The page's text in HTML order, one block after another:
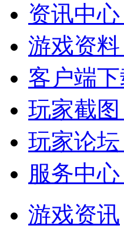
资讯中心
游戏资料
客户端
玩家截图
玩家论坛
服务中心
游戏资讯